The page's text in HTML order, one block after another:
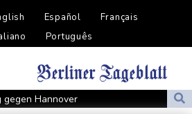
Español
Français
Português
gegen Hannover